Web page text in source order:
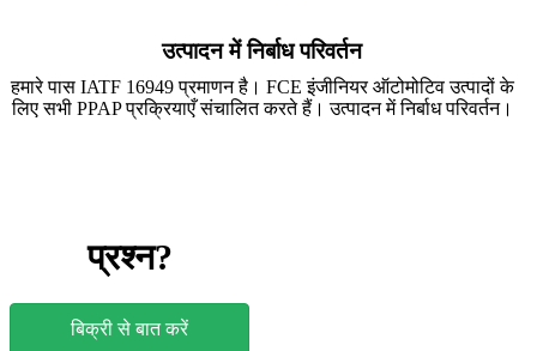
उत्पादन में निर्बाध परिवर्तन
हमारे पास IATF 16949 प्रमाणन है। FCE इंजीनियर ऑटोमोटिव उत्पादों के
लिए सभी PPAP प्रक्रियाएँ संचालित करते हैं। उत्पादन में निर्बाध परिवर्तन।
प्रश्न?
बिक्री से बात करें